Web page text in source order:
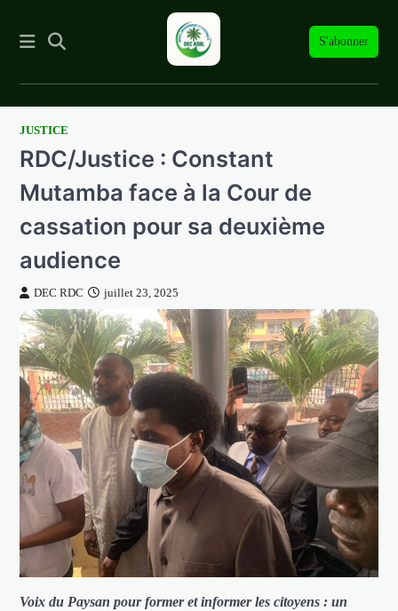
S'abonner
SkipJUSTICE
RDC/Justice : Constant
Mutamba face à la Cour de
cassation pour sa deuxième
audience
DEC RDC juillet 23, 2025
Voix du Paysan pour former et informer les citoyens : un